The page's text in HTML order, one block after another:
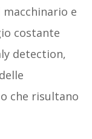
e
costante
detection,
che risultano